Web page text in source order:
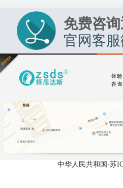
免费咨
官网客服
中华人民共和国-苏